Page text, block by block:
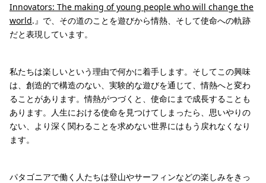
Innovators: The making of young people who will change the
world.』で、その道のことを遊びから情熱、そして使命への軌跡
だと表現しています。
私たちは楽しいという理由で何かに着手します。そしてこの興味
は、創造的で構造のない、実験的な遊びを通じて、情熱へと変わ
ることがあります。情熱がつづくと、使命にまで成長することも
あります。人生における使命を見つけてしまったら、思いやりの
ない、より深く関わることを求めない世界にはもう戻れなくなり
ます。
パタゴニアで働く人たちは登山やサーフィンなどの楽しみをきっ